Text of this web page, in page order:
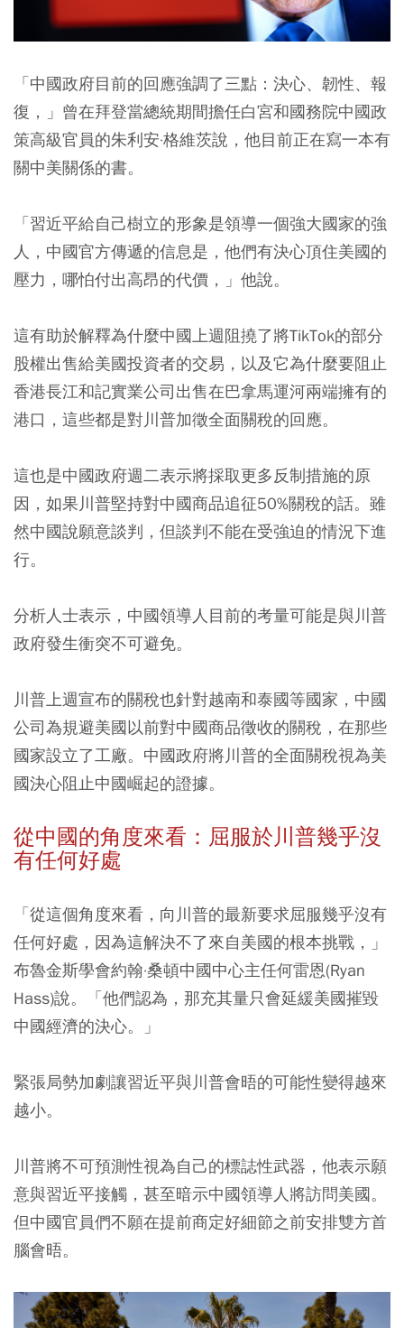
「中國政府目前的回應強調了三點：決心、韌性、報
復，
」曾在拜登當總統期間擔任白宮和國務院中國政
策高級官員的朱利安·格維茨說，他目前正在寫一本有
關中美關係的書。
「習近平給自己樹立的形象是領導一個強大國家的強
人，中國官方傳遞的信息是，他們有決心頂住美國的
壓力，哪怕付出高昂的代價，」他說。
這有助於解釋為什麼中國上週阻撓了將TikTok的部分
股權出售給美國投資者的交易，以及它為什麼要阻止
香港長江和記實業公司出售在巴拿馬運河兩端擁有的
港口，這些都是對川普加徵全面關稅的回應。
這也是中國政府週二表示將採取更多反制措施的原
因，如果川普堅持對中國商品追征50%關稅的話。雖
然中國說願意談判，但談判不能在受強迫的情況下進
行。
分析人士表示，中國領導人目前的考量可能是與川普
政府發生衝突不可避免。
川普上週宣布的關稅也針對越南和泰國等國家，中國
公司為規避美國以前對中國商品徵收的關稅，在那些
國家設立了工廠。中國政府將川普的全面關稅視為美
國決心阻止中國崛起的證據。
從中國的角度來看：屈服於川普幾乎沒
有任何好處
「從這個角度來看，向川普的最新要求屈服幾乎沒有
任何好處，因為這解決不了來自美國的根本挑戰，」
布魯金斯學會約翰·桑頓中國中心主任何雷恩(Ryan
Hass)說。
「他們認為，那充其量只會延緩美國摧毀
中國經濟的決心。」
緊張局勢加劇讓習近平與川普會晤的可能性變得越來
越小。
川普將不可預測性視為自己的標誌性武器，他表示願
意與習近平接觸，甚至暗示中國領導人將訪問美國。
但中國官員們不願在提前商定好細節之前安排雙方首
腦會晤。